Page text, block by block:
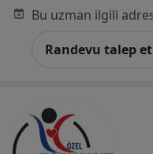
Randevu talep et